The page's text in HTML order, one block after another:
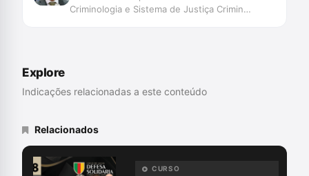
Criminologia e Sistema de Justiça Criminal
Explore
Indicações relacionadas a este conteúdo
Relacionados
CURSO